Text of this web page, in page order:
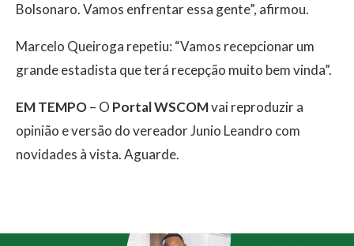
Bolsonaro. Vamos enfrentar essa gente”, afirmou.
Marcelo Queiroga repetiu: “Vamos recepcionar um
grande estadista que terá recepção muito bem vinda”.
EM TEMPO– O Portal WSCOMvai reproduzir a
opinião e versão do vereador Junio Leandro com
novidades à vista. Aguarde.